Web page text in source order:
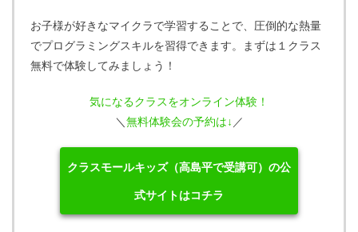
お子様が好きなマイクラで学習することで、圧倒的な熱量
でプログラミングスキルを習得できます。まずは１クラス
無料で体験してみましょう！
気になるクラスをオンライン体験！
＼ 無料体験会の予約は↓ ／
クラスモールキッズ（高島平で受講可）の公
式サイトはコチラ